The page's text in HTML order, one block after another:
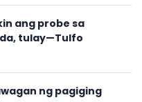
ang probe sa
tulay—Tulfo
ng pagiging